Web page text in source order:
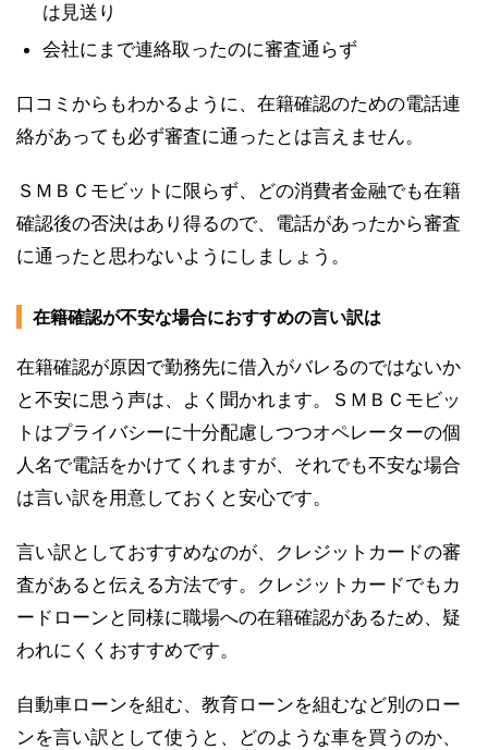
は見送り
会社にまで連絡取ったのに審査通らず
口コミからもわかるように、在籍確認のための電話連
絡があっても必ず審査に通ったとは言えません。
ＳＭＢＣモビットに限らず、どの消費者金融でも在籍
確認後の否決はあり得るので、電話があったから審査
に通ったと思わないようにしましょう。
在籍確認が不安な場合におすすめの言い訳は
在籍確認が原因で勤務先に借入がバレるのではないか
と不安に思う声は、よく聞かれます。ＳＭＢＣモビッ
トはプライバシーに十分配慮しつつオペレーターの個
人名で電話をかけてくれますが、それでも不安な場合
は言い訳を用意しておくと安心です。
言い訳としておすすめなのが、クレジットカードの審
査があると伝える方法です。クレジットカードでもカ
ードローンと同様に職場への在籍確認があるため、疑
われにくくおすすめです。
自動車ローンを組む、教育ローンを組むなど別のロー
ンを言い訳として使うと、どのような車を買うのか、